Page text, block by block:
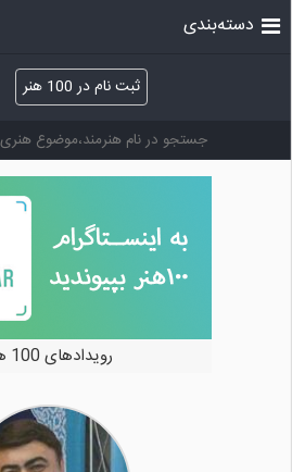
ثبت نام در 100 هنر
دسته‌بندی
رویدادهای 100 هنر